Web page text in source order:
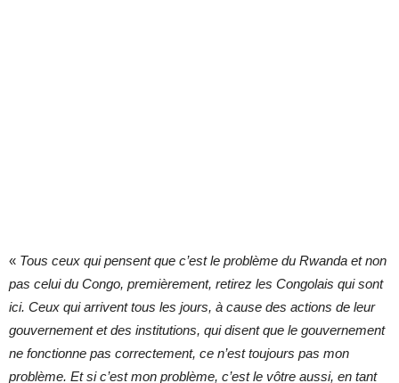
« Tous ceux qui pensent que c’est le problème du Rwanda et non
pas celui du Congo, premièrement, retirez les Congolais qui sont
ici. Ceux qui arrivent tous les jours, à cause des actions de leur
gouvernement et des institutions, qui disent que le gouvernement
ne fonctionne pas correctement, ce n’est toujours pas mon
problème. Et si c’est mon problème, c’est le vôtre aussi, en tant